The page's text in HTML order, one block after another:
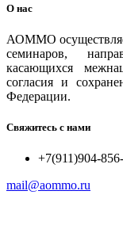
О нас
АОММО
семинаров,
касающихся
согласия и
Федерации.
Свяжитесь с нами
+7(911)904-
mail@aommo.ru